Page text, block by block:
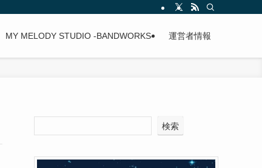
MY MELODY STUDIO -BANDWORKS- 運営者情報
検索